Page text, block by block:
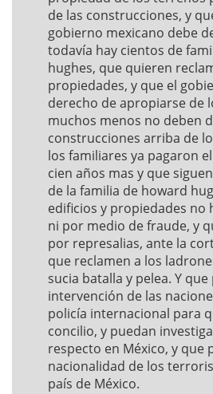
de las construcciones, y
gobierno mexicano debe
todavía hay cientos de
hughes, que quieren
propiedades, y que el
derecho de apropiarse de
muchos menos no deben
construcciones arriba de
los familiares ya pagaron
cien años mas y que
de la familia de howard
edificios y propiedades no
ni por medio de fraude, y
por represalias, ante la
que reclamen a los
sucia batalla y pelea. Y que
intervención de las
policía internacional para
concilio, y puedan
respecto en México, y que
nacionalidad de los
país de México.